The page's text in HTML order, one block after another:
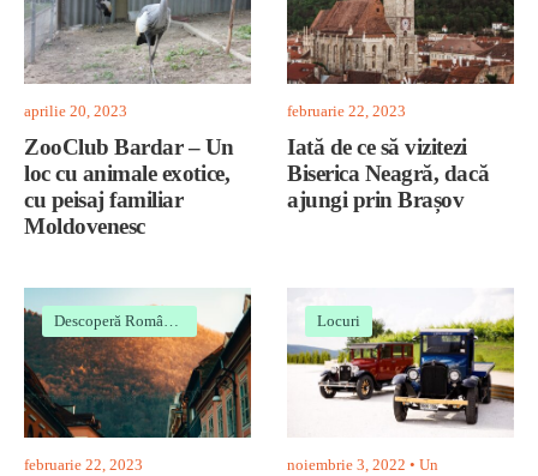
aprilie 20, 2023
ZooClub Bardar – Un
loc cu animale exotice,
cu peisaj familiar
Moldovenesc
februarie 22, 2023
Iată de ce să vizitezi
Biserica Neagră, dacă
ajungi prin Brașov
Descoperă România Locuri prin România
februarie 22, 2023
Locuri
noiembrie 3, 2022 • Un